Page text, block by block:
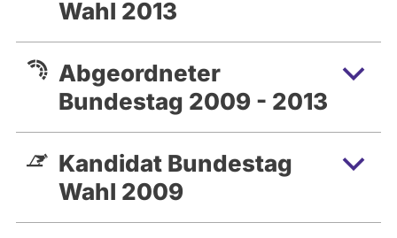
Wahl 2013
Abgeordneter
Bundestag 2009 - 2013
Kandidat Bundestag
Wahl 2009